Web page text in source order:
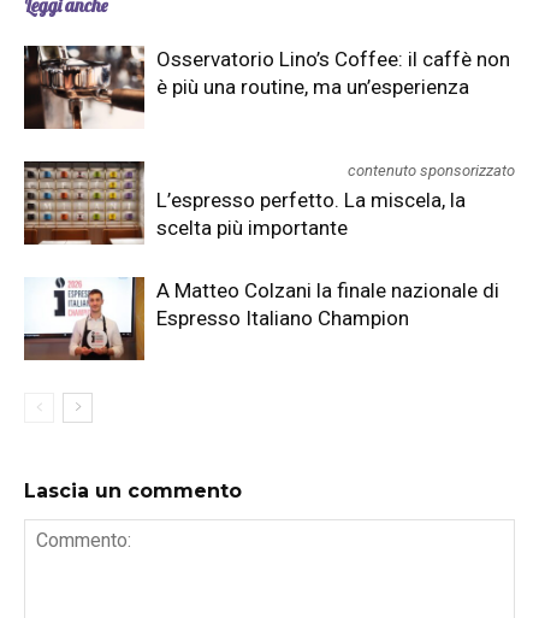
Leggi anche
Osservatorio Lino’s Coffee: il caffè non
è più una routine, ma un’esperienza
contenuto sponsorizzato
L’espresso perfetto. La miscela, la
scelta più importante
A Matteo Colzani la finale nazionale di
Espresso Italiano Champion
Lascia un commento